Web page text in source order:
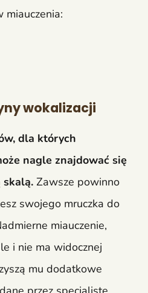
wokalizacji
dla których
nagle znajdować się
skalą. Zawsze powinno
swojego mruczka do
miauczenie,
i nie ma widocznej
mu dodatkowe